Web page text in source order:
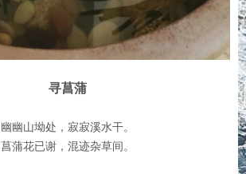
寻菖蒲
幽幽山坳处，寂寂溪水干。
菖蒲花已谢，混迹杂草间。